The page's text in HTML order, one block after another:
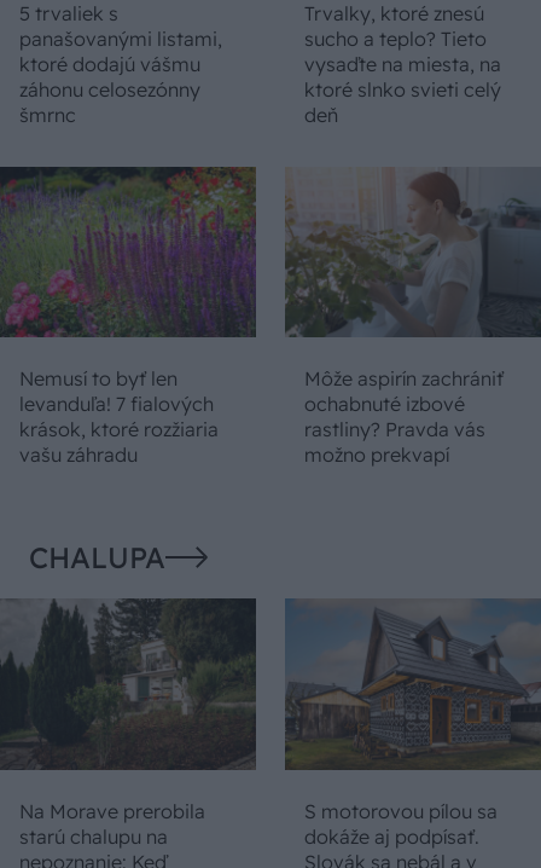
5 trvaliek s
panašovanými listami,
ktoré dodajú vášmu
záhonu celosezónny
šmrnc
Trvalky, ktoré znesú
sucho a teplo? Tieto
vysaďte na miesta, na
ktoré slnko svieti celý
deň
Nemusí to byť len
levanduľa! 7 fialových
krások, ktoré rozžiaria
vašu záhradu
Môže aspirín zachrániť
ochabnuté izbové
rastliny? Pravda vás
možno prekvapí
CHALUPA
Na Morave prerobila
starú chalupu na
nepoznanie: Keď
S motorovou pílou sa
dokáže aj podpísať.
Slovák sa nebál a v